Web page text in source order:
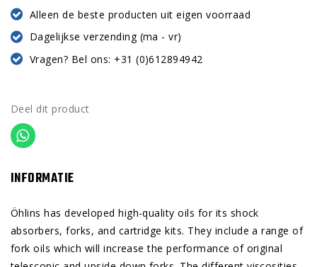
Alleen de beste producten uit eigen voorraad
Dagelijkse verzending (ma - vr)
Vragen? Bel ons: +31 (0)612894942
Deel dit product
INFORMATIE
Öhlins has developed high-quality oils for its shock
absorbers, forks, and cartridge kits. They include a range of
fork oils which will increase the performance of original